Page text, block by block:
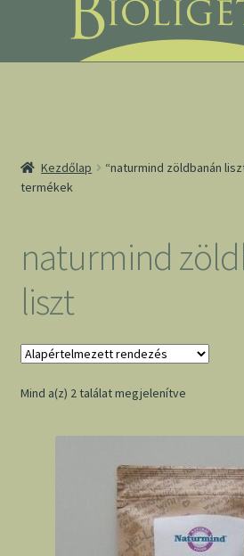
navigációhoz
tartalomba
Kezdőlap
“naturmind zöldbanán
termékek
naturmind
liszt
Mind a(z) 2 találat megjelenítve